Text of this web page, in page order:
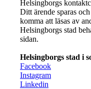
Helsingborgs
Ditt ärende sparas
komma att läsas av
Helsingborgs stad
sidan.
Helsingborgs stad i
Facebook
Instagram
Linkedin